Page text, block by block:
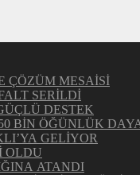
ÇÖZÜM MESAİSİ
SERİLDİ
DESTEK
BİN ÖĞÜNLÜK
GELİYOR
OLDU
ATANDI